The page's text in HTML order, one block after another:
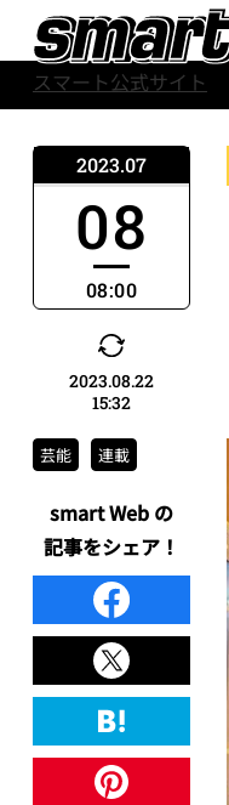
スマート公式サイト
2023.07
08
08:00
2023.08.22
15:32
芸能 連載
smart Web の
記事をシェア！